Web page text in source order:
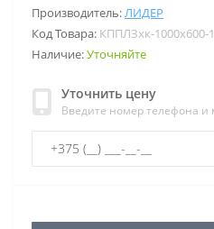
Производитель:ЛИДЕР
Код Товара: КППЛЗхк-1000х600-
Наличие:Уточняйте
Уточнить цену
Введите номер телефона